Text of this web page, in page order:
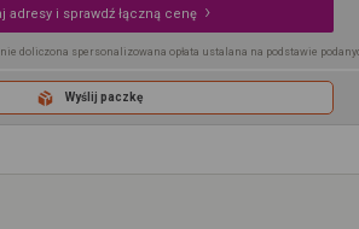
adresy i sprawdź łączną cenę
doliczona spersonalizowana opłata ustalana na podstawie
Wyślij paczkę